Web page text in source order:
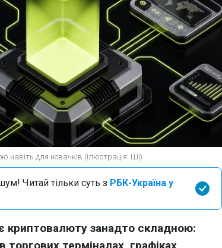
навіть для новачків (ілюстрація: ШІ)
Читай тільки суть з РБК-Україна у
криптовалюту занадто складною: